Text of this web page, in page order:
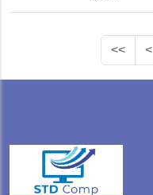
<< <